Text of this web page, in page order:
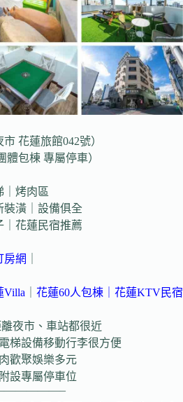
花蓮旅館042號）
包棟 專屬停車）
｜烤肉區
裝潢｜設備俱全
｜花蓮民宿推薦
房網
Villa 花蓮60人包棟｜ 花蓮KTV民宿
夜市、車站都很近
梯設備移動行李很方便
歡聚娛樂多元
設專屬停車位